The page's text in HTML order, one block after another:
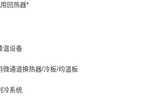
回热器*
温设备
微通道换热器/冷板/均温板
冷系统